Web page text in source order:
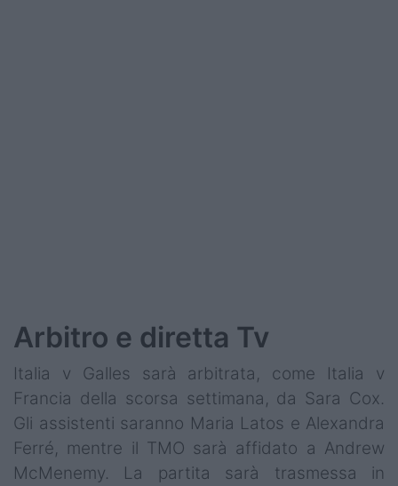
Arbitro e diretta Tv
Italia v Galles sarà arbitrata, come Italia v
Francia della scorsa settimana, da Sara Cox.
Gli assistenti saranno Maria Latos e Alexandra
Ferré, mentre il TMO sarà affidato a Andrew
McMenemy. La partita sarà trasmessa in